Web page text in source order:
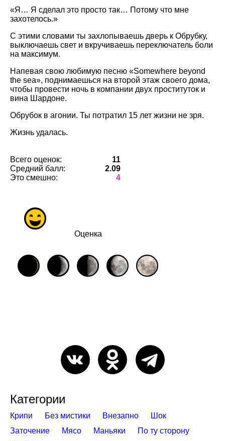
«Я… Я сделал это просто так… Потому что мне
захотелось.»
С этими словами ты захлопываешь дверь к Обрубку,
выключаешь свет и вкручиваешь переключатель боли
на максимум.
Напевая свою любимую песню «Somewhere beyond
the sea», поднимаешься на второй этаж своего дома,
чтобы провести ночь в компании двух проституток и
вина Шардоне.
Обрубок в агонии. Ты потратил 15 лет жизни не зря.
Жизнь удалась.
Всего оценок:
11
Средний балл:
2.09
Это смешно:
4
Оценка
Категории
Крипи Без мистики Внезапно
Шок
Заточение
Мясо Маньяки
По ту сторону